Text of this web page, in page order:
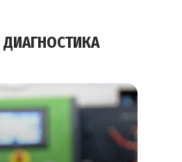
ДИАГНОСТИКА